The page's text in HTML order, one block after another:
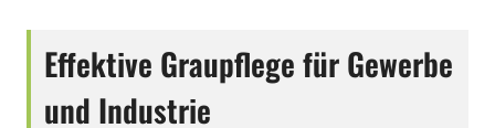
Effektive Graupflege für Gewerbe
und Industrie